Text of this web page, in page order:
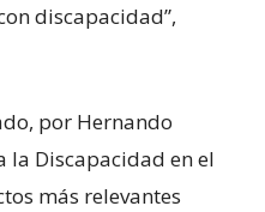
discapacidad”,
por Hernando
la Discapacidad en el
más relevantes